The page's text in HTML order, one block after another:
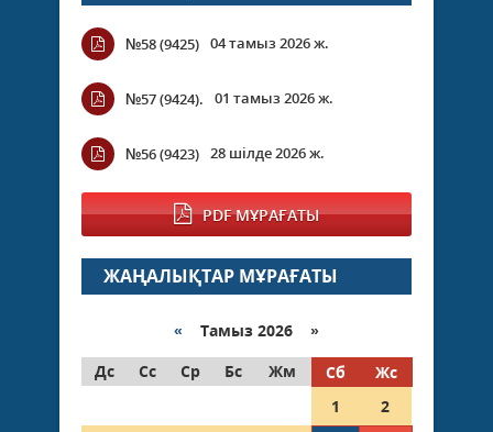
№58 (9425) 04 тамыз 2026 ж.
№57 (9424). 01 тамыз 2026 ж.
№56 (9423) 28 шілде 2026 ж.
PDF МҰРАҒАТЫ
ЖАҢАЛЫҚТАР МҰРАҒАТЫ
« Тамыз 2026 »
Дс
Сс Ср Бс Жм Сб
Жс
1
2